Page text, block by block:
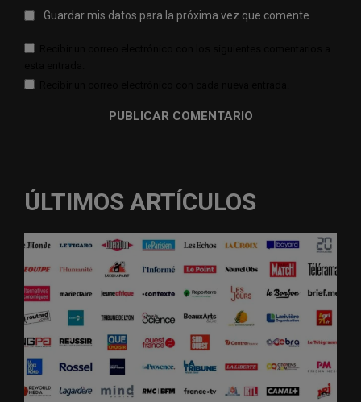
Guardar mis datos para la próxima vez que comente
ÚLTIMOS ARTÍCULOS